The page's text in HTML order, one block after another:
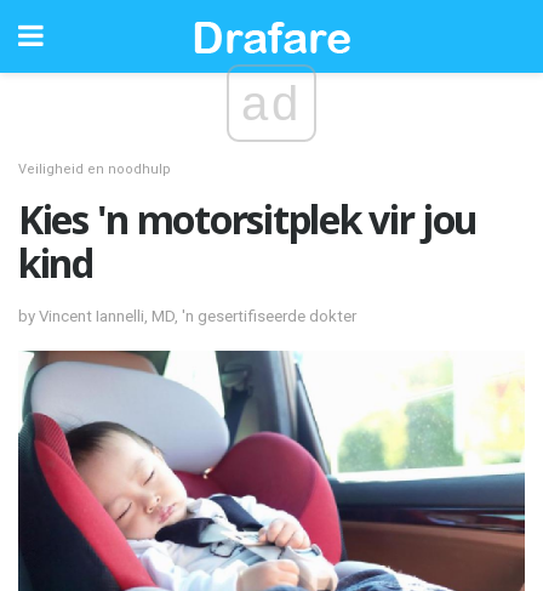
ad
Veiligheid en noodhulp
Kies 'n motorsitplek vir jou
kind
by Vincent Iannelli, MD, 'n gesertifiseerde dokter